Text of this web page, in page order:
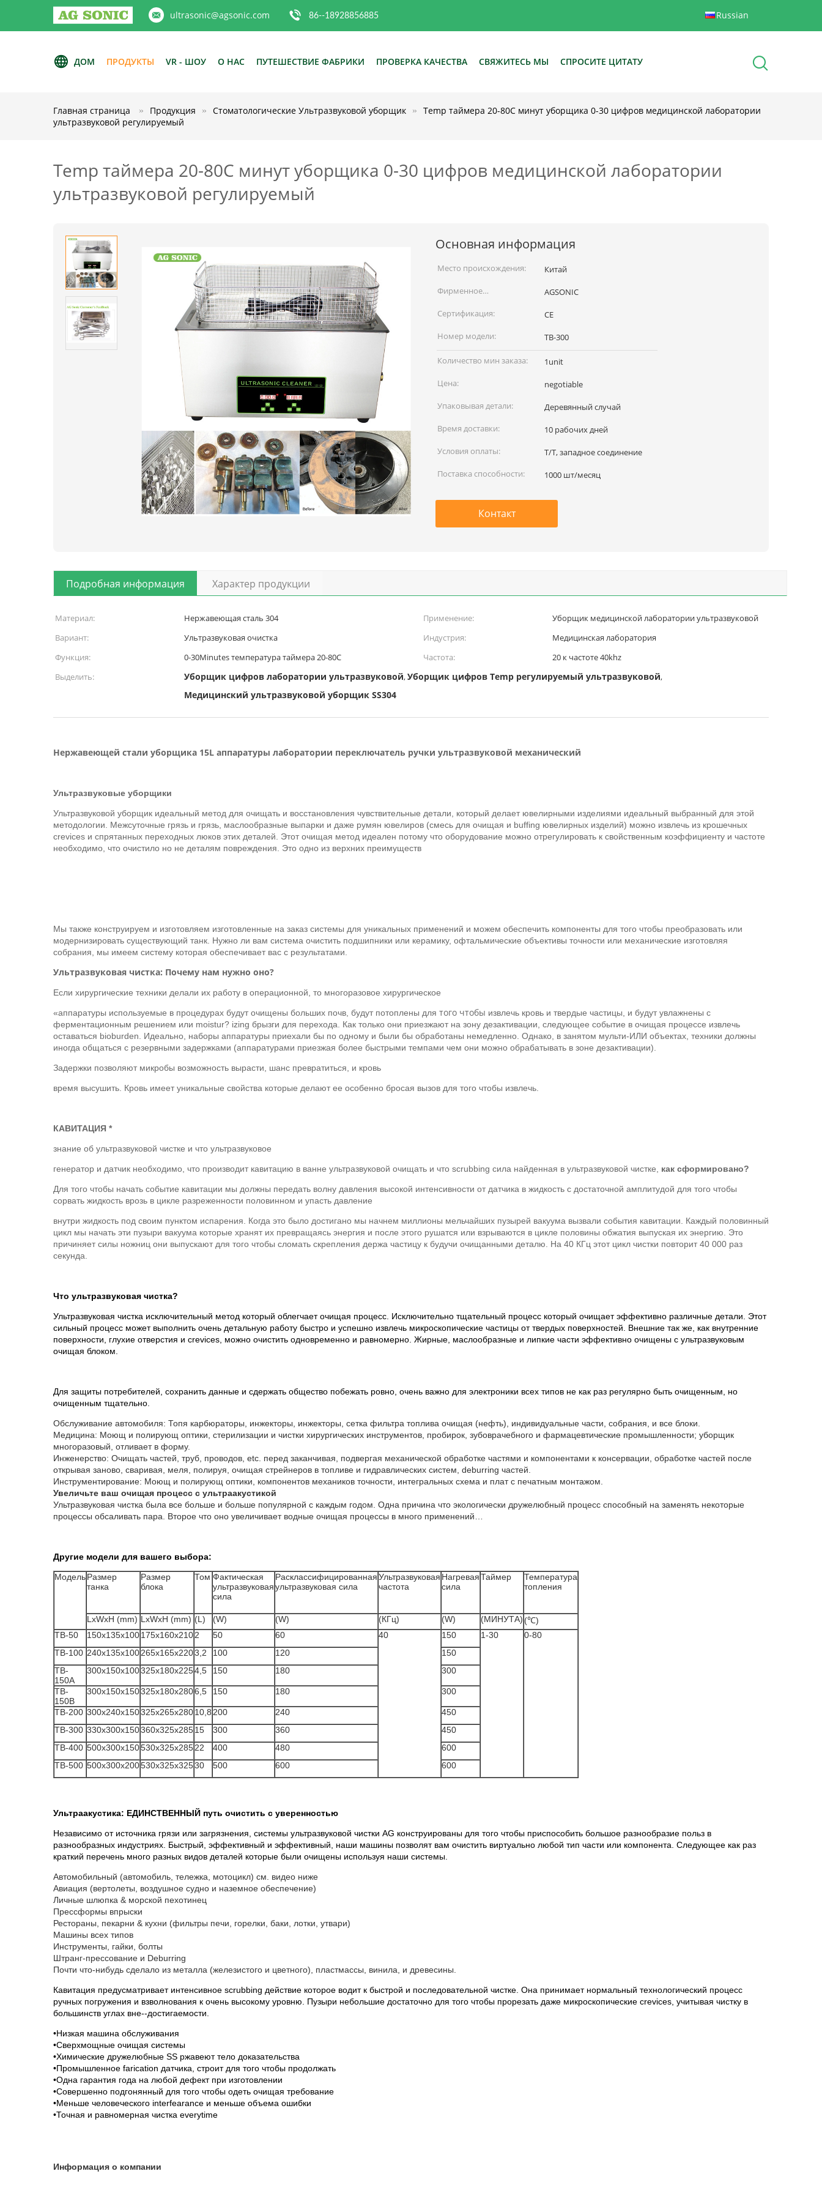
ultrasonic@agsonic.com 86--18928856885 Russian
ДОМ ПРОДУКТЫ VR - ШОУ О НАС ПУТЕШЕСТВИЕ ФАБРИКИ ПРОВЕРКА КАЧЕСТВА СВЯЖИТЕСЬ МЫ СПРОСИТЕ ЦИТАТУ
Главная страница Продукция Стоматологические Ультразвуковой уборщик
Temp таймера 20-80C минут уборщика 0-30 цифров медицинской лаборатории
ультразвуковой регулируемый
Temp таймера 20-80C минут уборщика 0-30 цифров медицинской лаборатории
ультразвуковой регулируемый
Основная информация
Место происхождения:
Китай
Фирменное
наименование:
AGSONIC
Сертификация:
CE
Номер модели:
TB-300
Количество мин заказа:
1unit
Цена:
negotiable
Упаковывая детали:
Деревянный случай
Время доставки:
10 рабочих дней
Условия оплаты:
T/T, западное соединение
Поставка способности:
1000 шт/месяц
Контакт
Подробная информация Характер продукции
Материал: Нержавеющая сталь 304 Применение:
Уборщик медицинской лаборатории ультразвуковой
Вариант:
Ультразвуковая очистка Индустрия:
Медицинская лаборатория
Функция:
0-30Minutes температура таймера 20-80C Частота:
20 к частоте 40khz
Выделить:
Уборщик цифров лаборатории ультразвуковой,Уборщик цифров Temp регулируемый ультразвуковой,
Медицинский ультразвуковой уборщик SS304
Нержавеющей стали уборщика 15L аппаратуры лаборатории переключатель ручки ультразвуковой механический
Ультразвуковые уборщики
Ультразвуковой уборщик идеальный метод для очищать и восстановления чувствительные детали, который делает ювелирными изделиями идеальный выбранный для этой
методологии. Межсуточные грязь и грязь, маслообразные выпарки и даже румян ювелиров (смесь для очищая и buffing ювелирных изделий) можно извлечь из крошечных
crevices и спрятанных переходных люков этих деталей. Этот очищая метод идеален потому что оборудование можно отрегулировать к свойственным коэффициенту и частоте
необходимо, что очистило но не деталям повреждения. Это одно из верхних преимуществ
Мы также конструируем и изготовляем изготовленные на заказ системы для уникальных применений и можем обеспечить компоненты для того чтобы преобразовать или
модернизировать существующий танк. Нужно ли вам система очистить подшипники или керамику, офтальмические объективы точности или механические изготовляя
собрания, мы имеем систему которая обеспечивает вас с результатами.
Ультразвуковая чистка: Почему нам нужно оно?
Если хирургические техники делали их работу в операционной, то многоразовое хирургическое
«аппаратуры используемые в процедурах будут очищены больших почв, будут потоплены для того чтобы извлечь кровь и твердые частицы, и будут увлажнены с
ферментационным решением или moistur? izing брызги для перехода. Как только они приезжают на зону дезактивации, следующее событие в очищая процессе извлечь
оставаться bioburden. Идеально, наборы аппаратуры приехали бы по одному и были бы обработаны немедленно. Однако, в занятом мульти-ИЛИ объектах, техники должны
иногда общаться с резервными задержками (аппаратурами приезжая более быстрыми темпами чем они можно обрабатывать в зоне дезактивации).
Задержки позволяют микробы возможность вырасти, шанс превратиться, и кровь
время высушить. Кровь имеет уникальные свойства которые делают ее особенно бросая вызов для того чтобы извлечь.
КАВИТАЦИЯ *
знание об ультразвуковой чистке и что ультразвуковое
генератор и датчик необходимо, что производит кавитацию в ванне ультразвуковой очищать и что scrubbing сила найденная в ультразвуковой чистке, как сформировано?
Для того чтобы начать событие кавитации мы должны передать волну давления высокой интенсивности от датчика в жидкость с достаточной амплитудой для того чтобы
сорвать жидкость врозь в цикле разреженности половинном и упасть давление
внутри жидкость под своим пунктом испарения. Когда это было достигано мы начнем миллионы мельчайших пузырей вакуума вызвали события кавитации. Каждый половинный
цикл мы начать эти пузыри вакуума которые хранят их превращаясь энергия и после этого рушатся или взрываются в цикле половины обжатия выпуская их энергию. Это
причиняет силы ножниц они выпускают для того чтобы сломать скрепления держа частицу к будучи очищанными деталю. На 40 КГц этот цикл чистки повторит 40 000 раз
секунда.
Что ультразвуковая чистка?
Ультразвуковая чистка исключительный метод который облегчает очищая процесс. Исключительно тщательный процесс который очищает эффективно различные детали. Этот
сильный процесс может выполнить очень детальную работу быстро и успешно извлечь микроскопические частицы от твердых поверхностей. Внешние так же, как внутренние
поверхности, глухие отверстия и crevices, можно очистить одновременно и равномерно. Жирные, маслообразные и липкие части эффективно очищены с ультразвуковым
очищая блоком.
Для защиты потребителей, сохранить данные и сдержать общество побежать ровно, очень важно для электроники всех типов не как раз регулярно быть очищенным, но
очищенным тщательно
Обслуживание автомобиля: Топя карбюраторы, инжекторы, инжекторы, сетка фильтра топлива очищая (нефть), индивидуальные части, собрания, и все блоки.
Медицина: Моющ и полирующ оптики, стерилизации и чистки хирургических инструментов, пробирок, зубоврачебного и фармацевтические промышленности; уборщик
многоразовый, отливает в форму.
Инженерство: Очищать частей, труб, проводов, etc. перед заканчивая, подвергая механической обработке частями и компонентами к консервации, обработке частей после
открывая заново, сваривая, меля, полируя, очищая стрейнеров в топливе и гидравлических систем, deburring частей.
Инструментирование: Моющ и полирующ оптики, компонентов механиков точности, интегральных схема и плат с печатным монтажом.
Увеличьте ваш очищая процесс с ультраакустикой
Ультразвуковая чистка была все больше и больше популярной с каждым годом. Одна причина что экологически дружелюбный процесс способный на заменять некоторые
процессы обсаливать пара. Второе что оно увеличивает водные очищая процессы в много применений…
Другие модели для вашего выбора:
МодельРазмер
танка
Размер
блока
Том Фактическая
ультразвуковая
сила
Расклассифицированная
ультразвуковая сила
Ультразвуковая
частота
Нагревая
сила
Таймер
Температура
топления
LxWxH (mm) LxWxH (mm) (L) (W) (W) (КГц) (W) (МИНУТА) (℃)
TB-50
150x135x100175x160x2102 50 60 40 150 1-30
0-80
TB-100 240x135x100265x165x2203,2 100 120
150
TB-
150A
300x150x100325x180x2254,5 150 180 300
TB-
150B
300x150x150325x180x2806,5 150 180 300
TB-200 300x240x150325x265x28010,8 200 240
450
TB-300 330x300x150360x325x28515 300 360
450
TB-400 500x300x150530x325x28522 400 480
600
TB-500 500x300x200530x325x32530 500 600 600
Ультраакустика: ЕДИНСТВЕННЫЙ путь очистить с уверенностью
Независимо от источника грязи или загрязнения, системы ультразвуковой чистки AG конструированы для того чтобы приспособить большое разнообразие польз в
разнообразных индустриях. Быстрый, эффективный и эффективный, наши машины позволят вам очистить виртуально любой тип части или компонента. Следующее как раз
краткий перечень много разных видов деталей которые были очищены используя наши системы.
Автомобильный (автомобиль, тележка, мотоцикл) см. видео ниже
Авиация (вертолеты, воздушное судно и наземное обеспечение)
Личные шлюпка & морской пехотинец
Прессформы впрыски
Рестораны, пекарни & кухни (фильтры печи, горелки, баки, лотки, утвари)
Машины всех типов
Инструменты, гайки, болты
Штранг-прессование и Deburring
Почти что-нибудь сделало из металла (железистого и цветного), пластмассы, винила, и древесины.
Кавитация предусматривает интенсивное scrubbing действие которое водит к быстрой и последовательной чистке. Она принимает нормальный технологический процесс
ручных погружения и взволнования к очень высокому уровню. Пузыри небольшие достаточно для того чтобы прорезать даже микроскопические crevices, учитывая чистку в
большинств углах вне--достигаемости.
•Низкая машина обслуживания
•Сверхмощные очищая системы
•Химические дружелюбные SS ржавеют тело доказательства
•Промышленное farication датчика, строит для того чтобы продолжать
•Одна гарантия года на любой дефект при изготовлении
•Совершенно подгонянный для того чтобы одеть очищая требование
•Меньше человеческого interfearance и меньше объема ошибки
•Точная и равномерная чистка everytime
Информация о компании